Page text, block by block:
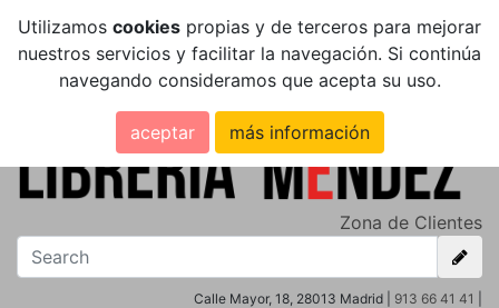
Utilizamos cookies propias y de terceros para mejorar
nuestros servicios y facilitar la navegación. Si continúa
navegando consideramos que acepta su uso.
aceptar más información
Zona de Clientes
Calle Mayor, 18, 28013 Madrid | 913 66 41 41